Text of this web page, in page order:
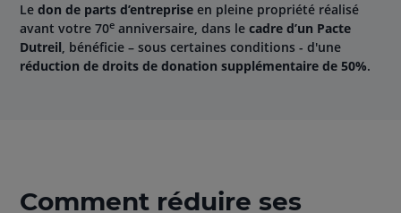
Ledon de parts d’entreprise en pleine propriété réalisé
avant votre 70e anniversaire, dans lecadre d’un Pacte
Dutreil, bénéficie – sous certaines conditions - d'une
réduction de droits de donation supplémentaire de 50%.
Comment réduire ses